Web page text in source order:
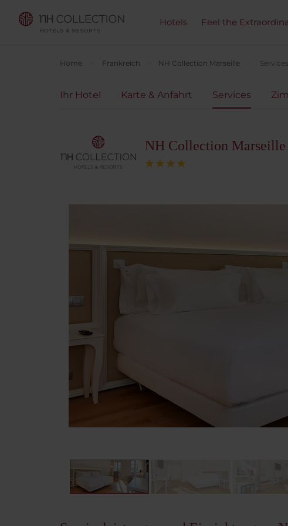
Hotels Feel the
Home Frankreich NH Collection Marseille Services
Ihr Hotel Karte & Anfahrt Services
NH Collection Marseille